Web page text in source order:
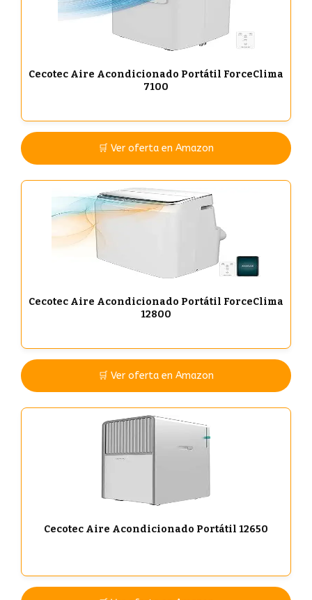
Cecotec Aire Acondicionado Portátil ForceClima
7100
🛒 Ver oferta en Amazon
Cecotec Aire Acondicionado Portátil ForceClima
12800
🛒 Ver oferta en Amazon
Cecotec Aire Acondicionado Portátil 12650